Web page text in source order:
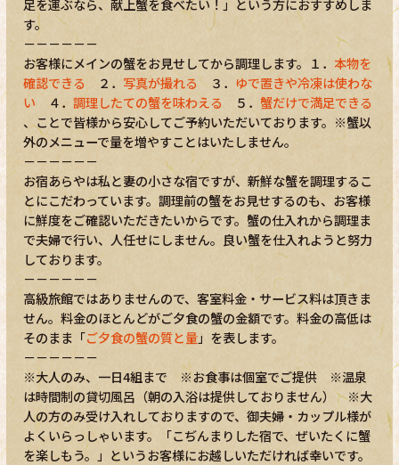
足を運ぶなら、献上蟹を食べたい！」という方におすすめしま
す。
－－－－－－
お客様にメインの蟹をお見せしてから調理します。１． 本物を
確認できる ２． 写真が撮れる３． ゆで置きや冷凍は使わな
い ４． 調理したての蟹を味わえる ５． 蟹だけで満足できる
、ことで皆様から安心してご予約いただいております。※蟹以
外のメニューで量を増やすことはいたしません。
－－－－－－
お宿あらやは私と妻の小さな宿ですが、新鮮な蟹を調理するこ
とにこだわっています。調理前の蟹をお見せするのも、お客様
に鮮度をご確認いただきたいからです。蟹の仕入れから調理ま
で夫婦で行い、人任せにしません。良い蟹を仕入れようと努力
しております。
－－－－－－
高級旅館ではありませんので、客室料金・サービス料は頂きま
せん。料金のほとんどがご夕食の蟹の金額です。料金の高低は
そのまま「ご夕食の蟹の質と量」を表します。
－－－－－－
※大人のみ、一日4組まで ※お食事は個室でご提供 ※温泉
は時間制の貸切風呂（朝の入浴は提供しておりません） ※大
人の方のみ受け入れしておりますので、御夫婦・カップル様が
よくいらっしゃいます。「こぢんまりした宿で、ぜいたくに蟹
を楽しもう。」というお客様にお越しいただければ幸いです。